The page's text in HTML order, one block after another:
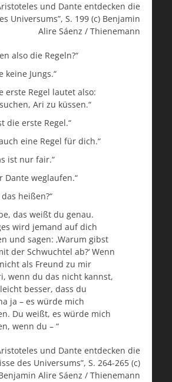
und Dante entdecken die
Universums”, S. 199 (c) Benjamin
Alire Sáenz / Thienemann
also die Regeln?“
keine Jungs.“
erste Regel lautet also:
Ari zu küssen.“
die erste Regel.“
eine Regel für dich.“
ist nur fair.“
Dante weglaufen.“
heißen?“
das weißt du genau.
wird jemand auf dich
und sagen: ‚Warum gibst
der Schwuchtel ab?‘ Wenn
als Freund zu mir
wenn du das nicht kannst,
besser, dass du
ja – es würde mich
Du weißt, es würde mich
wenn du – “
und Dante entdecken die
des Universums”, S. 264-265 (c)
Alire Sáenz / Thienemann